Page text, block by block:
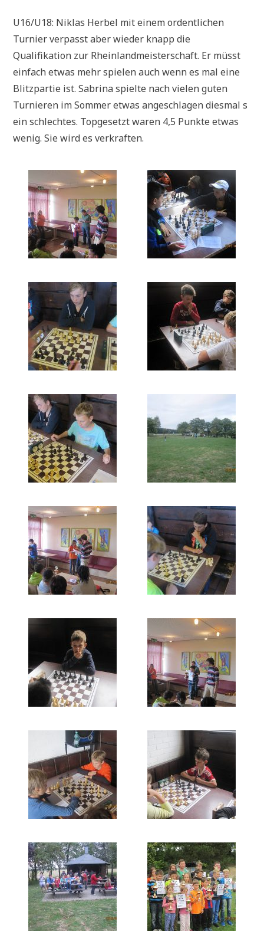
U16/U18: Niklas Herbel mit einem ordentlichen
Turnier verpasst aber wieder knapp die
Qualifikation zur Rheinlandmeisterschaft. Er müsst
einfach etwas mehr spielen auch wenn es mal eine
Blitzpartie ist. Sabrina spielte nach vielen guten
Turnieren im Sommer etwas angeschlagen diesmal s
ein schlechtes. Topgesetzt waren 4,5 Punkte etwas
wenig. Sie wird es verkraften.